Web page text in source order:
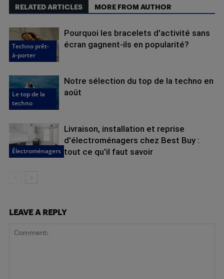
RELATED ARTICLES MORE FROM AUTHOR
Techno prêt-
à-porter
Pourquoi les bracelets d'activité sans
écran gagnent-ils en popularité?
Le top de la
techno
Notre sélection du top de la techno en
août
Électroménagers
Livraison, installation et reprise
d'électroménagers chez Best Buy :
tout ce qu'il faut savoir
LEAVE A REPLY